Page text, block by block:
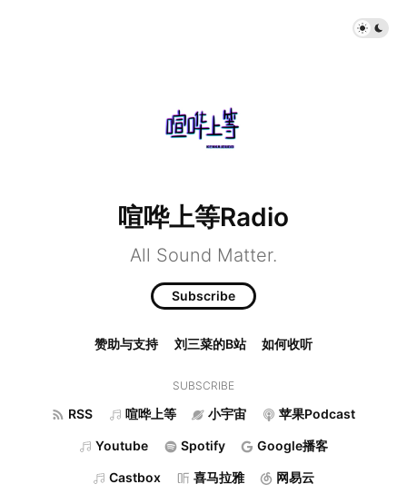
喧哗上等Radio
All Sound Matter.
Subscribe
赞助与支持 刘三菜的B站 如何收听
SUBSCRIBE
RSS 喧哗上等 小宇宙 苹果Podcast
Youtube Spotify Google播客
Castbox 喜马拉雅 网易云